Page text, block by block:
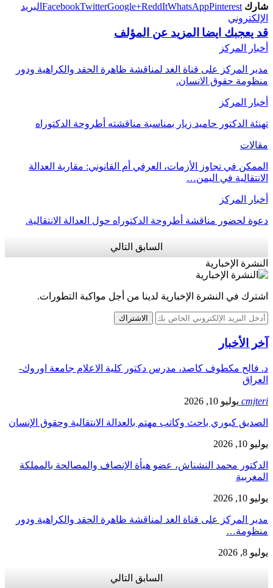
FacebookTwitterGoogle+ReddItWhatsAppPinterest
البريد
يعجبك ايضاالمزيد عن المؤلف
المركز
المركز على قناة الغد لمناقشة ظاهرة الحقد والكراهية ودور
حقوق الانسان.
المركز
الدكتور حاميد زيار بمناسبة مناقشته أطروحة الدكتوراه
في تجاوز الأزمات، العرفي أم القانوني: مقاربة العدالة
في اليمن…
المركز
لحضور مناقشة أطروحة الدكتوراه حول العدالة الانتقالية.
السابقالتالي
الإخبارية
في النشرة الإخبارية لدينا من أجل مواكبة التطورات.
الاشتراك
الأخبار
فالح مكطوف كاصد، مدرس دكتور كلية الاعلام جامعة اوروك-
يوليو 10, 2026
كبوري باحث وكاتب مهتم بالعدالة الانتقالية وحقوق الإنسان
10, 2026
محمد النشناش، عضو هيأة الإنصاف والمصالحة بالمملكة
10, 2026
المركز على قناة الغد لمناقشة ظاهرة الحقد والكراهية ودور
8, 2026
السابقالتالي